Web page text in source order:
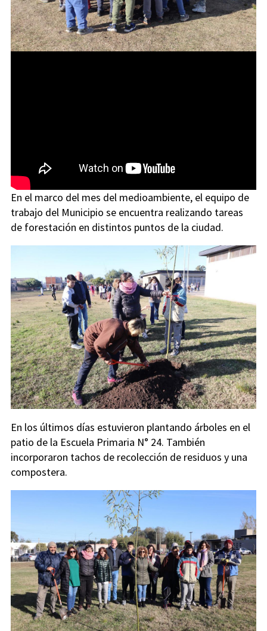
En el marco del mes del medioambiente, el equipo de
trabajo del Municipio se encuentra realizando tareas
de forestación en distintos puntos de la ciudad.
En los últimos días estuvieron plantando árboles en el
patio de la Escuela Primaria N° 24. También
incorporaron tachos de recolección de residuos y una
compostera.